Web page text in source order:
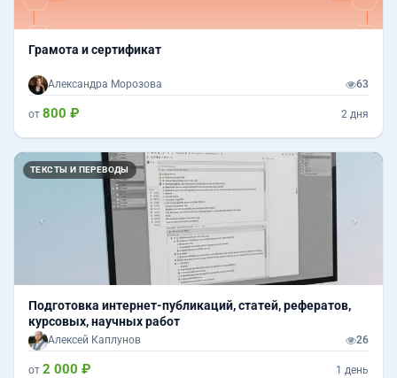
Грамота и сертификат
Александра Морозова 63
от 800 ₽ 2 дня
ТЕКСТЫ И ПЕРЕВОДЫ
Назад
Подготовка интернет-публикаций, статей, рефератов,
курсовых, научных работ
Алексей Каплунов 26
от 2 000 ₽ 1 день